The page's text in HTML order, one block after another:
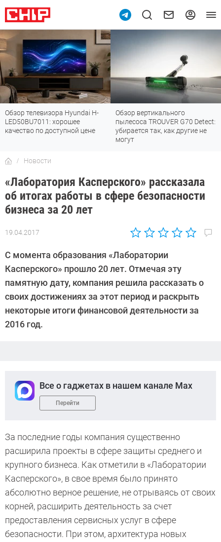
Hyundai H-
хорошее
доступной цене
Обзор вертикального
пылесоса TROUVER G70 Detect:
убирается так, как другие не
Fi 7: все
стандарта
Новости
«Лаборатория Касперского» рассказала
об итогах работы в сфере безопасности
бизнеса за 20 лет
19.04.2017
Автор:
Киреев
С момента образования «Лаборатории
Касперского» прошло 20 лет. Отмечая эту
памятную дату, компания решила рассказать о
своих достижениях за этот период и раскрыть
некоторые итоги финансовой деятельности за
2016 год.
Все о гаджетах в нашем канале Max
Перейти
За последние годы компания существенно
расширила проекты в сфере защиты среднего и
крупного бизнеса. Как отметили в «Лаборатории
Касперского», в свое время было принято
абсолютно верное решение, не отрываясь от своих
корней, расширить деятельность за счет
предоставления сервисных услуг в сфере
безопасности. При этом, архитектура новых